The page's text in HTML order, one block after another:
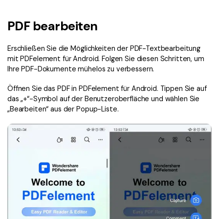
Online PDF Tools
PDF zu Word
PDF komprimieren
Word zu PDF
Weitere Online-Tools
PDF konvertieren
PDF komprimieren
PDF zuschneiden
Professionelle Anwender
PDF Formular
PDF Signieren
PDF schützen
PDF Stapelbearbeiten
Komprimieren Tipps
Warum PDFelement
Kundengeschichten
PDF-Software-Vergleich
G2 Awards
Bessere Nutzung
Technische Daten
PDF bearbeiten
Erschließen Sie die Möglichkeiten der PDF-Textbearbeitung
mit PDFelement für Android. Folgen Sie diesen Schritten, um
Ihre PDF-Dokumente mühelos zu verbessern.
Öffnen Sie das PDF in PDFelement für Android. Tippen Sie auf
das „+“-Symbol auf der Benutzeroberfläche und wählen Sie
„Bearbeiten“ aus der Popup-Liste.